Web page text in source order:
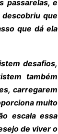
passarelas, e
que
que dá ela
desafios,
também
carregarem
muito
escala essa
de viver o